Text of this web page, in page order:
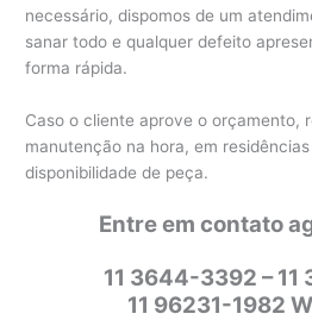
necessário, dispomos de um
sanar todo e qualquer defeito
forma rápida.
Caso o cliente aprove o orçamento,
manutenção na hora, em
disponibilidade de peça.
Entre em contato
11 3644-3392 –
11 96231-1982